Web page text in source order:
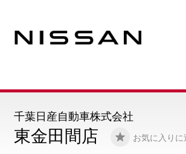
東金田間店 お気に入りに
千葉日産自動車株式会社